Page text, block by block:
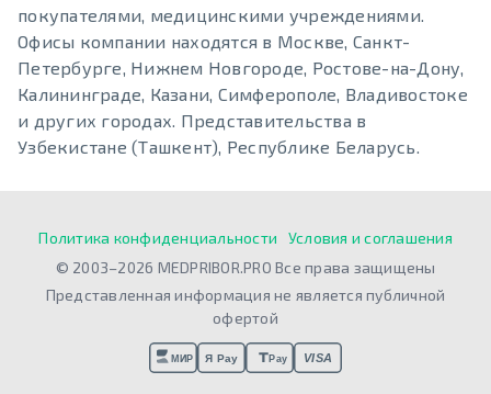
покупателями, медицинскими учреждениями.
Офисы компании находятся в Москве, Санкт-
Петербурге, Нижнем Новгороде, Ростове-на-Дону,
Калининграде, Казани, Симферополе, Владивостоке
и других городах. Представительства в
Узбекистане (Ташкент), Республике Беларусь.
Политика конфиденциальности
Условия и соглашения
© 2003–2026 MEDPRIBOR.PRO Все права защищены
Представленная информация не является публичной
офертой
МИР Я Pay Pay VISA